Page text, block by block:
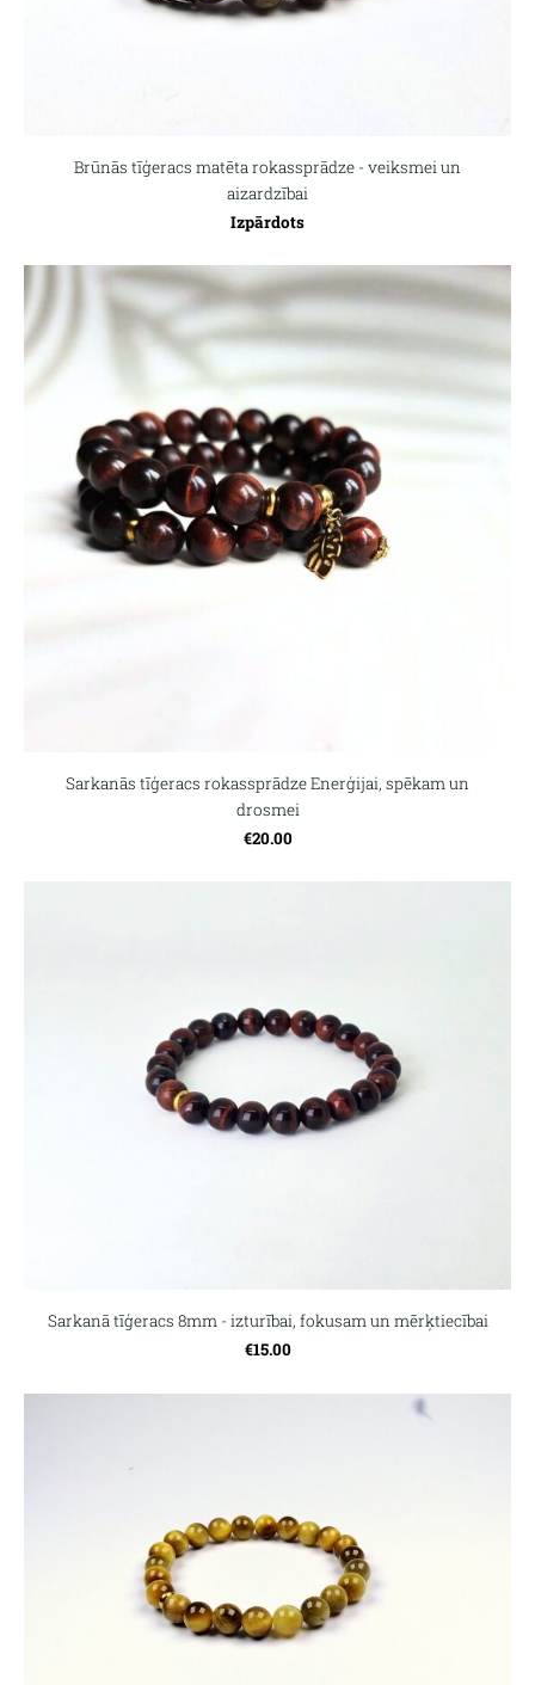
Brūnās tīģeracs matēta rokassprādze - veiksmei un
aizardzībai
Izpārdots
Sarkanās tīģeracs rokassprādze Enerģijai, spēkam un
drosmei
€20.00
Sarkanā tīģeracs 8mm - izturībai, fokusam un mērķtiecībai
€15.00